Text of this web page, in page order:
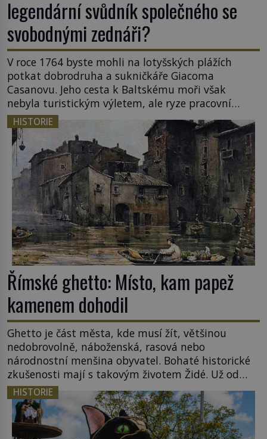
legendární svůdník společného se
svobodnými zednáři?
V roce 1764 byste mohli na lotyšských plážích
potkat dobrodruha a sukničkáře Giacoma
Casanovu. Jeho cesta k Baltskému moři však
nebyla turistickým výletem, ale ryze pracovní
cestou se zištnými úmysly. Jaký cíl Casanova
sledoval, když se například procházel uličkami
lotyšské Rigy? Casanova v Pobaltí kontaktoval
tamní zednářské lóže. Nebyl v této oblasti žádným
nováčkem, protože do zednářské […]
HISTORIE
Římské ghetto: Místo, kam papež
kamenem dohodil
Ghetto je část města, kde musí žít, většinou
nedobrovolně, náboženská, rasová nebo
národnostní menšina obyvatel. Bohaté historické
zkušenosti mají s takovým životem Židé. Už od
středověku jsou totiž v každou chvíli nuceni v
nějakém žít. Mezi ty nejslavnější patří i římské
ghetto založené v roce 1555. Pokud jde o vztah
k Židům, nemá se Řím čím chlubit. […]
HISTORIE